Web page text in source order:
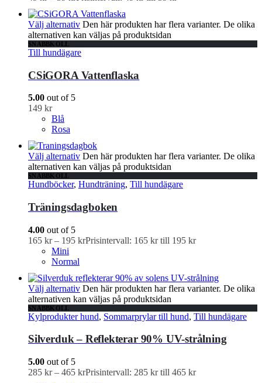
Välj alternativ Den här produkten har flera varianter. De olika
alternativen kan väljas på produktsidan
SNABBKOLL
Till hundägare
CSiGORA Vattenflaska
5.00 out of 5
149 kr
Blå
Rosa
Välj alternativ Den här produkten har flera varianter. De olika
alternativen kan väljas på produktsidan
SNABBKOLL
Hundböcker, Hundträning, Till hundägare
Träningsdagboken
4.00 out of 5
165 kr – 195 krPrisintervall: 165 kr till 195 kr
Mini
Normal
Välj alternativ Den här produkten har flera varianter. De olika
alternativen kan väljas på produktsidan
SNABBKOLL
Kylprodukter hund, Sommarprylar till hund, Till hundägare
Silverduk – Reflekterar 90% UV-strålning
5.00 out of 5
285 kr – 465 krPrisintervall: 285 kr till 465 kr